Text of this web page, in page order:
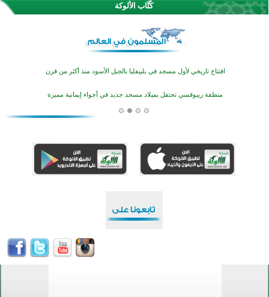
كُتَّاب الألوكة
اختتام منافسات قرآنية متميزة في بنغلاديش بمشاركة 3000 متسابق
أكبر مشروع إسلامي في ريف أستراليا يفتتح أبوابه بعد سنوات من العمل والعطاء
اختتام الدورة التاسعة لمسابقة حفظ وتلاوة القرآن الكريم في أزناكاييف